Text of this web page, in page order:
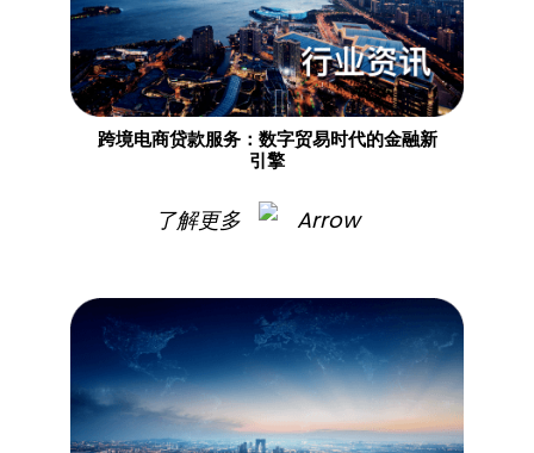
跨境电商贷款服务：数字贸易时代的金融新
引擎
了解更多